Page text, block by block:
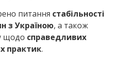
питання стабільності
з Україною, а також
щодо справедливих
практик.